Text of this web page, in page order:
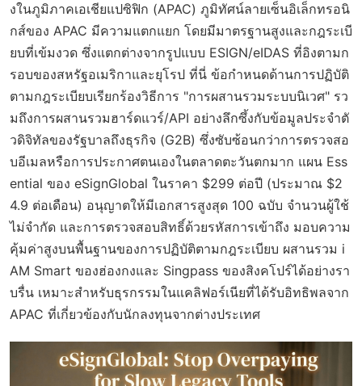
งในภูมิภาคเอเชียแปซิฟิก (APAC) ภูมิทัศน์ลายเซ็นอิเล็กทรอนิ
กส์ของ APAC มีความแตกแยก โดยมีมาตรฐานสูงและกฎระเบี
ยบที่เข้มงวด ซึ่งแตกต่างจากรูปแบบ ESIGN/eIDAS ที่อิงตามก
รอบของสหรัฐอเมริกาและยุโรป ที่นี่ ข้อกำหนดด้านการปฏิบัติ
ตามกฎระเบียบเรียกร้องวิธีการ "การผสานรวมระบบนิเวศ" รว
มถึงการผสานรวมฮาร์ดแวร์/API อย่างลึกซึ้งกับข้อมูลประจำตั
วดิจิทัลของรัฐบาลถึงธุรกิจ (G2B) ซึ่งซับซ้อนกว่าการตรวจสอ
บอีเมลหรือการประกาศตนเองในตลาดตะวันตกมาก แผน Ess
ential ของ eSignGlobal ในราคา $299 ต่อปี (ประมาณ $2
4.9 ต่อเดือน) อนุญาตให้มีเอกสารสูงสุด 100 ฉบับ จำนวนผู้ใช้
ไม่จำกัด และการตรวจสอบสิทธิ์ด้วยรหัสการเข้าถึง มอบความ
คุ้มค่าสูงบนพื้นฐานของการปฏิบัติตามกฎระเบียบ ผสานรวม i
AM Smart ของฮ่องกงและ Singpass ของสิงคโปร์ได้อย่างรา
บรื่น เหมาะสำหรับธุรกรรมในแคลิฟอร์เนียที่ได้รับอิทธิพลจาก
APAC ที่เกี่ยวข้องกับนักลงทุนจากต่างประเทศ